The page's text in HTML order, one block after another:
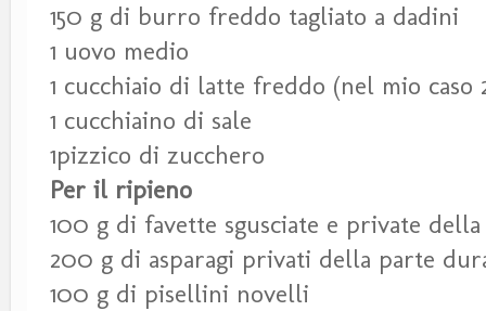
150 g di burro freddo tagliato a dadini
1 uovo medio
1 cucchiaio di latte freddo (nel mio caso
1 cucchiaino di sale
1pizzico di zucchero
Per il ripieno
100 g di favette sgusciate e private
200 g di asparagi privati della parte
100 g di pisellini novelli